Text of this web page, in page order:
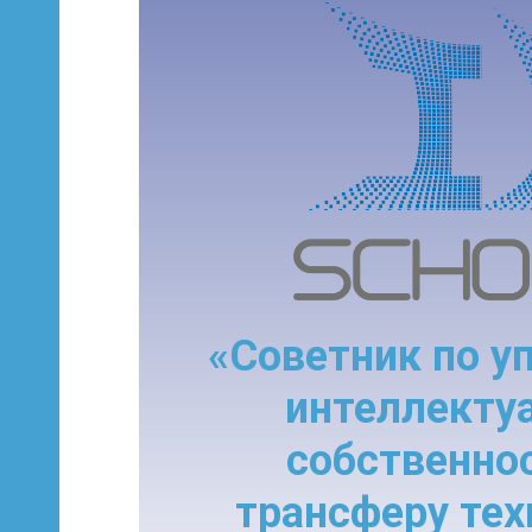
«Советник по
трансферу